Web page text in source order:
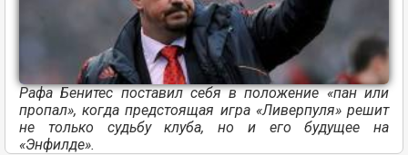
Рафа Бенитес поставил себя в положение «пан или
пропал», когда предстоящая игра «Ливерпуля» решит
не только судьбу клуба, но и его будущее на
«Энфилде».